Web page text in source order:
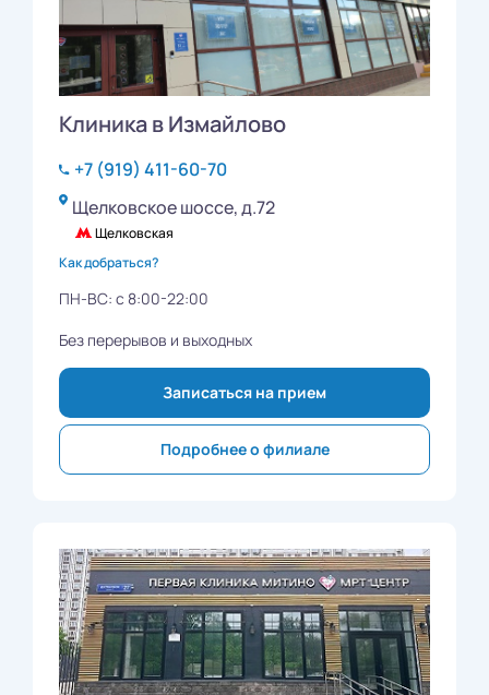
Клиника в Измайлово
+7 (919) 411-60-70
Щелковское шоссе, д.72
Щелковская
Как добраться?
ПН-ВС: с 8:00-22:00
Без перерывов и выходных
Записаться на прием
Подробнее о филиале